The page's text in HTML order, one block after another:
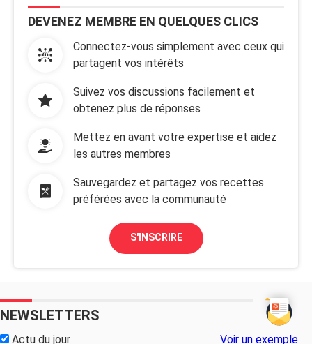
DEVENEZ MEMBRE EN QUELQUES CLICS
Connectez-vous simplement avec ceux qui
partagent vos intérêts
Suivez vos discussions facilement et
obtenez plus de réponses
Mettez en avant votre expertise et aidez
les autres membres
Sauvegardez et partagez vos recettes
préférées avec la communauté
S'INSCRIRE
NEWSLETTERS
Actu du jour Voir un exemple